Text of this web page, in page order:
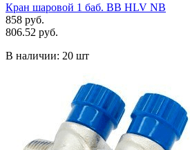
Кран шаровой 1 баб. ВВ HLV NB
858 руб.
806.52 руб.
В наличии: 20 шт